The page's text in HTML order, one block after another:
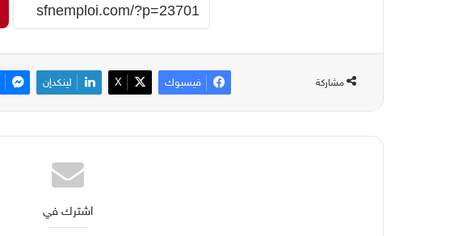
مشاركة فيسبوك ‫X لينكدإن
اشترك في